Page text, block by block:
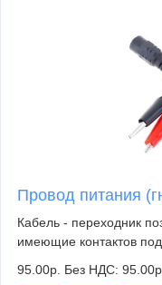
Провод питания
Кабель - переходник
имеющие контактов
95.00р. Без НДС: 95.00р.